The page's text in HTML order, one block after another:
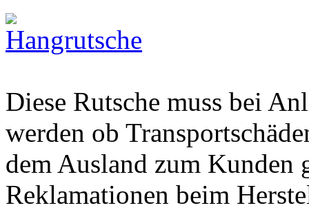
Diese Rutsche muss bei
werden ob
dem Ausland zum
Reklamationen beim